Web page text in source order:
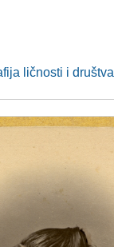
ličnosti i društva